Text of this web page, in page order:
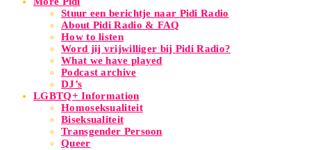
Stuur een berichtje naar Pidi Radio
About Pidi Radio & FAQ
How to listen
Word jij vrijwilliger bij Pidi Radio?
What we have played
Podcast archive
DJ’s
LGBTQ+ Information
Homoseksualiteit
Biseksualiteit
Transgender Persoon
Queer